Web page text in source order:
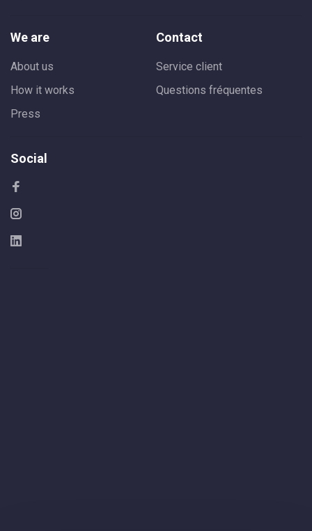
We are
About us
How it works
Press
Contact
Service client
Questions fréquentes
Social